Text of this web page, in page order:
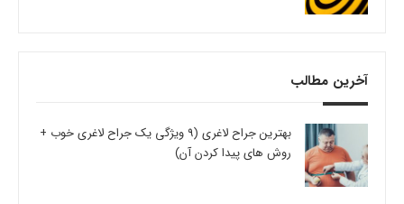
آخرین مطالب
بهترین جراح لاغری (9 ویژگی یک جراح لاغری خوب +
روش های پیدا کردن آن)